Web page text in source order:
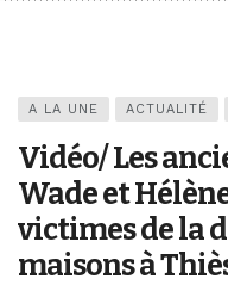
A LA UNE ACTUALITÉ
Vidéo/ Les
Wade et
victimes de la
maisons à